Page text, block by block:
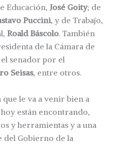
Educación, José Goity; de
Puccini, y de Trabajo,
Roald Báscolo. También
de la Cámara de
senador por el
Seisas, entre otros.
que le va a venir bien a
están encontrando,
y herramientas y a una
Gobierno de la